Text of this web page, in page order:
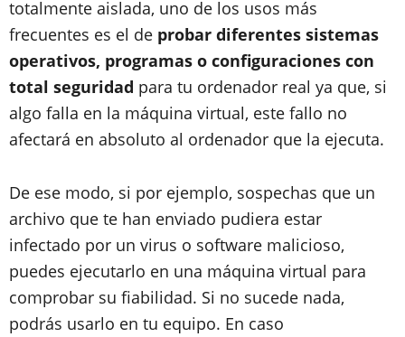
totalmente aislada, uno de los usos más
frecuentes es el de probar diferentes sistemas
operativos, programas o configuraciones con
total seguridad para tu ordenador real ya que, si
algo falla en la máquina virtual, este fallo no
afectará en absoluto al ordenador que la ejecuta.
De ese modo, si por ejemplo, sospechas que un
archivo que te han enviado pudiera estar
infectado por un virus o software malicioso,
puedes ejecutarlo en una máquina virtual para
comprobar su fiabilidad. Si no sucede nada,
podrás usarlo en tu equipo. En caso